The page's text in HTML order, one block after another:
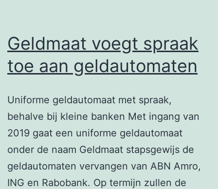
Geldmaat voegt spraak
toe aan geldautomaten
Uniforme geldautomaat met spraak,
behalve bij kleine banken Met ingang van
2019 gaat een uniforme geldautomaat
onder de naam Geldmaat stapsgewijs de
geldautomaten vervangen van ABN Amro,
ING en Rabobank. Op termijn zullen de